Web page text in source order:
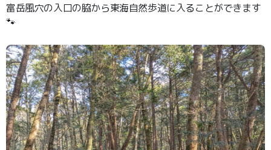
富岳風穴の入口の脇から東海自然歩道に入ることができます
🐾